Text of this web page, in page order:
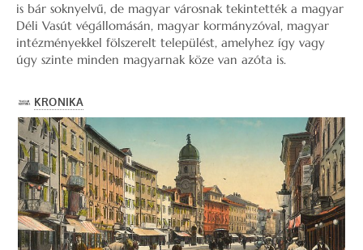
is bár soknyelvű, de magyar városnak tekintették a magyar
Déli Vasút végállomásán, magyar kormányzóval, magyar
intézményekkel fölszerelt települést, amelyhez így vagy
úgy szinte minden magyarnak köze van azóta is.